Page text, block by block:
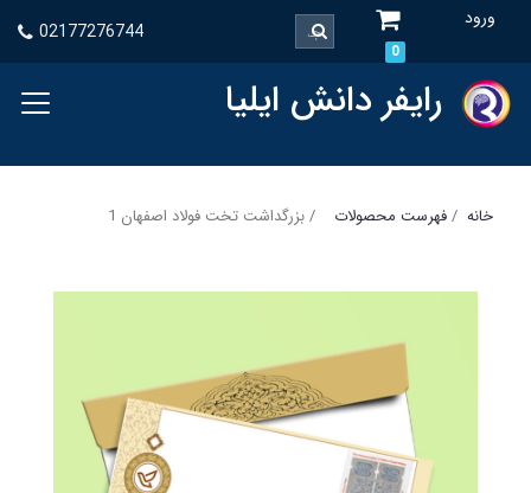
ورود
0
02177276744
رایفر دانش ایلیا
خانه فهرست محصولات بزرگداشت تخت فولاد اصفهان 1